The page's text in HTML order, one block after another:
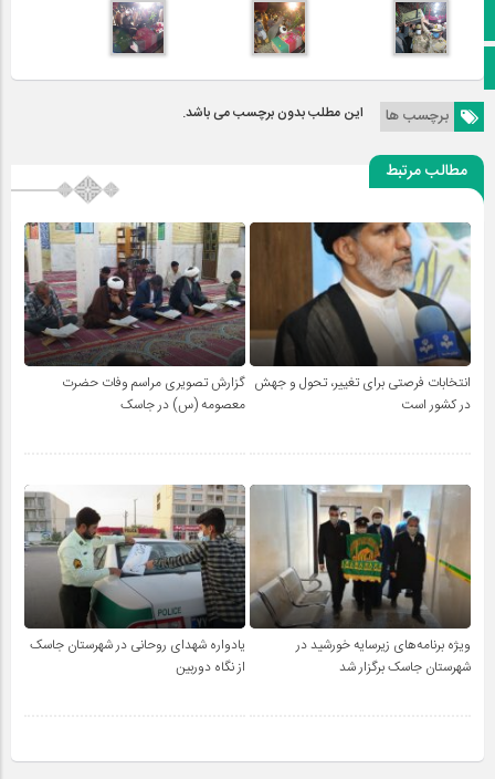
پخش زنده
برچسب ها این مطلب بدون برچسب می باشد.
مطالب مرتبط
انتخابات فرصتی برای تغییر، تحول و جهش
در کشور است
گزارش تصویری مراسم وفات حضرت
معصومه (س) در جاسک
ویژه برنامه‌های زیرسایه خورشید در
شهرستان جاسک برگزار شد
یادواره شهدای روحانی در شهرستان جاسک
از نگاه دوربین